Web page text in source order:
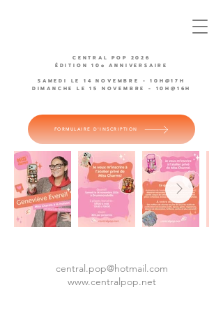
CENTRAL POP 2026
ÉDITION 10e ANNIVERSAIRE
SAMEDI LE 14 NOVEMBRE - 10H@17H
DIMANCHE LE 15 NOVEMBRE - 10H@16H
FORMULAIRE D'INSCRIPTION
central.pop@hotmail.com
www.centralpop.net